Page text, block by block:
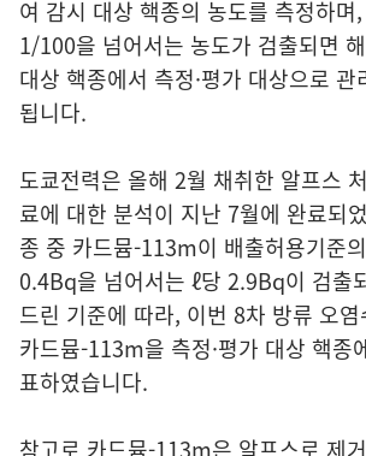
여 감시 대상 핵종의 농도를 측정하며
1/100을 넘어서는 농도가 검출되면
대상 핵종에서 측정·평가 대상으로 관
됩니다.
도쿄전력은 올해 2월 채취한 알프스
료에 대한 분석이 지난 7월에 완료되
종 중 카드뮴-113m이 배출허용기준
0.4Bq을 넘어서는 ℓ당 2.9Bq이 검출
드린 기준에 따라, 이번 8차 방류 오
카드뮴-113m을 측정·평가 대상 핵종
표하였습니다.
참고로 카드뮴-113m은 알프스로 제